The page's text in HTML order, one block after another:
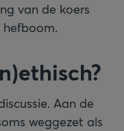
van de koers
Aan de
weggezet als